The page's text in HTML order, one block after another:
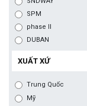
SPM
phase II
DUBAN
XUẤT XỨ
Trung Quốc
Mỹ